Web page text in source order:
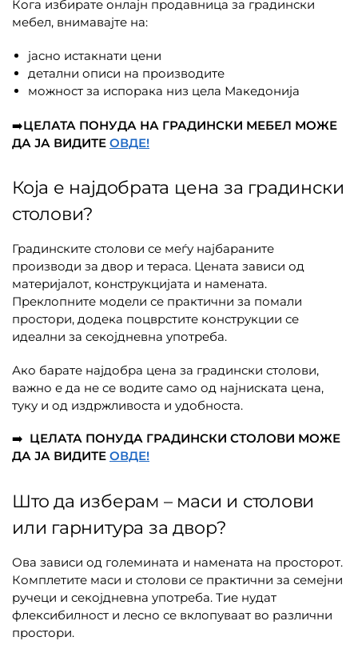
Кога избирате онлајн продавница за градински
мебел, внимавајте на:
јасно истакнати цени
детални описи на производите
можност за испорака низ цела Македонија
➡️ЦЕЛАТА ПОНУДА НА ГРАДИНСКИ МЕБЕЛ МОЖЕ
ДА ЈА ВИДИТЕ ОВДЕ!
Која е најдобрата цена за градински
столови?
Градинските столови се меѓу најбараните
производи за двор и тераса. Цената зависи од
материјалот, конструкцијата и намената.
Преклопните модели се практични за помали
простори, додека поцврстите конструкции се
идеални за секојдневна употреба.
Ако барате најдобра цена за градински столови,
важно е да не се водите само од најниската цена,
туку и од издржливоста и удобноста.
➡️ ЦЕЛАТА ПОНУДА ГРАДИНСКИ СТОЛОВИ МОЖЕ
ДА ЈА ВИДИТЕ ОВДЕ!
Што да изберам – маси и столови
или гарнитура за двор?
Ова зависи од големината и намената на просторот.
Комплетите маси и столови се практични за семејни
ручеци и секојдневна употреба. Тие нудат
флексибилност и лесно се вклопуваат во различни
простори.